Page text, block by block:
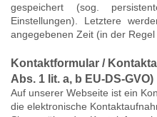
gespeichert (sog.
Einstellungen). Letztere
angegebenen Zeit (in der Regel
Kontaktformular /
Abs. 1 lit. a, b EU-DS-GVO)
Auf unserer Webseite ist ein
die elektronische